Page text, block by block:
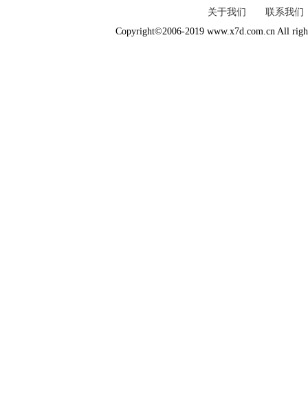
关于我们
联系我们
Copyright©2006-2019 www.x7d.com.cn All